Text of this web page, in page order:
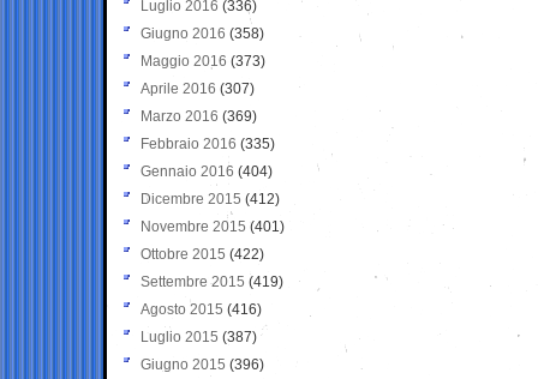
Luglio 2016 (336)
Giugno 2016 (358)
Maggio 2016 (373)
Aprile 2016 (307)
Marzo 2016 (369)
Febbraio 2016 (335)
Gennaio 2016 (404)
Dicembre 2015 (412)
Novembre 2015 (401)
Ottobre 2015 (422)
Settembre 2015 (419)
Agosto 2015 (416)
Luglio 2015 (387)
Giugno 2015 (396)